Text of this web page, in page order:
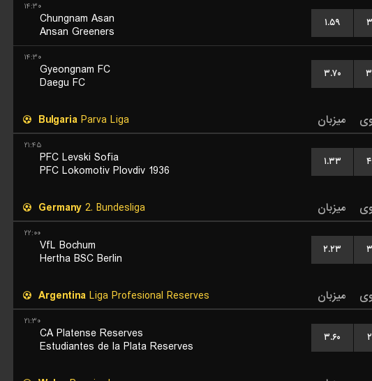
۱۴:۳۰
Chungnam Asan
Ansan Greeners
۱.۵۹
۱۴:۳۰
Gyeongnam FC
Daegu FC
۳.۷۰
Bulgaria Parva Liga میزبان
۲۱:۴۵
PFC Levski Sofia
PFC Lokomotiv Plovdiv 1936
۱.۳۳
Germany 2. Bundesliga میزبان
۲۲:۰۰
VfL Bochum
Hertha BSC Berlin
۲.۲۳
Argentina Liga Profesional Reserves میزبان
۲۱:۳۰
CA Platense Reserves
Estudiantes de la Plata Reserves
۳.۶۰